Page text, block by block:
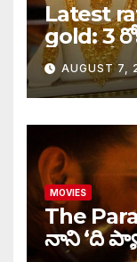
Latest
gold: 3
తులం
AUGUST 7,
MOVIES
The
నాని ‘ది